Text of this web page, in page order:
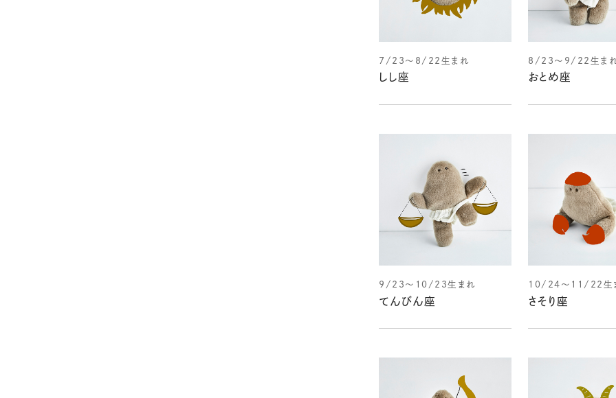
7/23～8/22生まれ
しし座
8/23～9/22生ま
おとめ座
9/23～10/23生まれ
てんびん座
10/24～11/22生
さそり座